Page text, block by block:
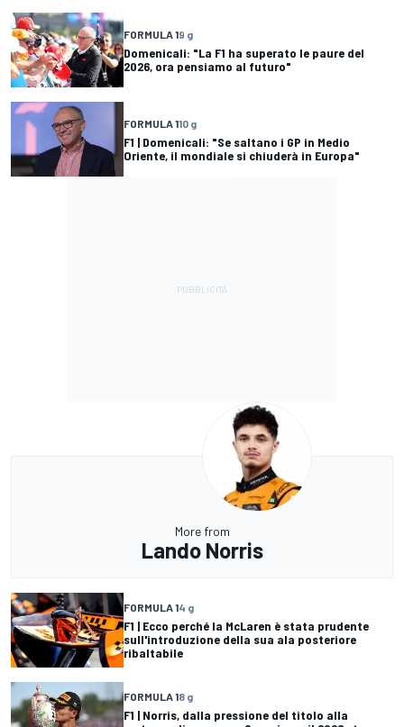
FORMULA 19 g
Domenicali: "La F1 ha superato le paure del
2026, ora pensiamo al futuro"
FORMULA 110 g
F1 | Domenicali: "Se saltano i GP in Medio
Oriente, il mondiale si chiuderà in Europa"
More from
Lando Norris
FORMULA 14 g
F1 | Ecco perché la McLaren è stata prudente
sull'introduzione della sua ala posteriore
ribaltabile
FORMULA 18 g
F1 | Norris, dalla pressione del titolo alla